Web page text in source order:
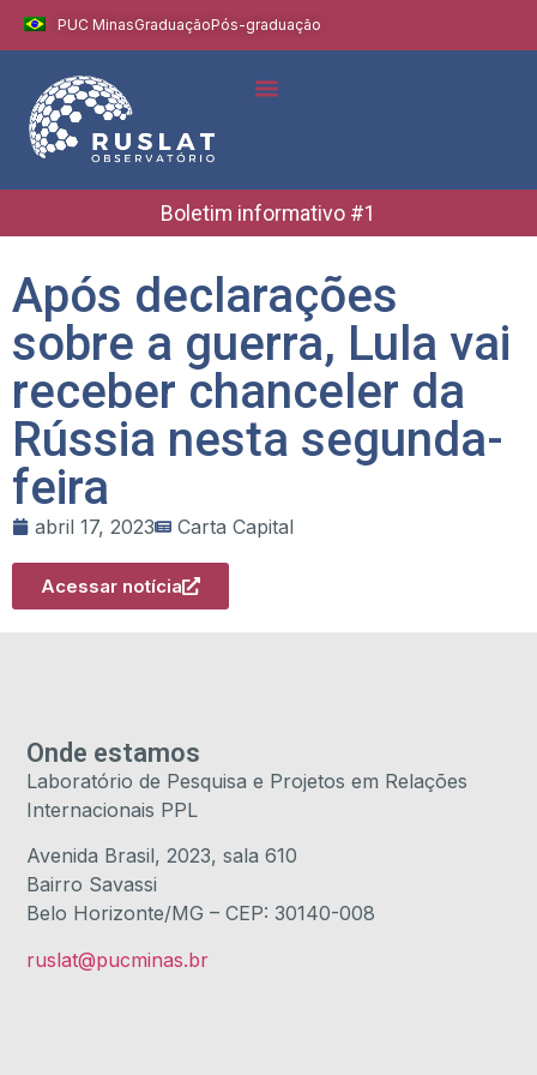
PUC MinasGraduaçãoPós-graduação
Boletim informativo #1
Após declarações
sobre a guerra, Lula vai
receber chanceler da
Rússia nesta segunda-
feira
abril 17, 2023 Carta Capital
Acessar notícia
Onde estamos
Laboratório de Pesquisa e Projetos em Relações
Internacionais PPL
Avenida Brasil, 2023, sala 610
Bairro Savassi
Belo Horizonte/MG – CEP: 30140-008
ruslat@pucminas.br